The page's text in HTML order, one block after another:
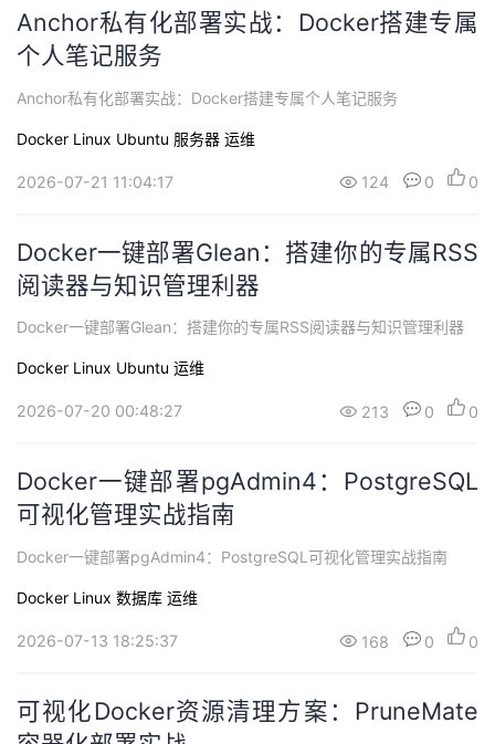
Anchor私有化部署实战：Docker搭建专属
个人笔记服务
Anchor私有化部署实战：Docker搭建专属个人笔记服务
Docker Linux Ubuntu 服务器 运维
2026-07-21 11:04:17 124 0 0
Docker一键部署Glean：搭建你的专属RSS
阅读器与知识管理利器
Docker一键部署Glean：搭建你的专属RSS阅读器与知识管理利器
Docker Linux Ubuntu 运维
2026-07-20 00:48:27 213 0 0
Docker一键部署pgAdmin4：PostgreSQL
可视化管理实战指南
Docker一键部署pgAdmin4：PostgreSQL可视化管理实战指南
Docker Linux 数据库 运维
2026-07-13 18:25:37 168 0 0
可视化Docker资源清理方案：PruneMate